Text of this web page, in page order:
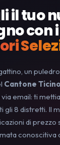
il tuo
con
un
Cantone Ticino
email: ti
gli 8 distretti. Il
di prezzo
conoscitiva